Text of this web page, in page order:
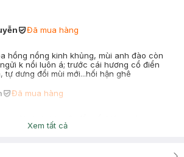
Đã mua hàng
hồng nồng kinh khủng, mùi anh đào còn
k nổi luôn á; trước cái hương cổ điển
tự dưng đổi mùi mới...hối hận ghê
Đã mua hàng
Xem tất cả